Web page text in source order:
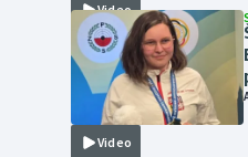
Video
Video